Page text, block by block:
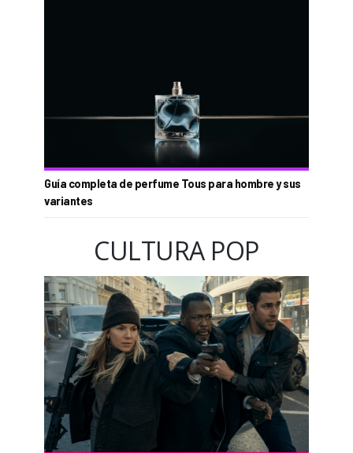
Guía completa de perfume Tous para hombre y sus
variantes
CULTURA POP